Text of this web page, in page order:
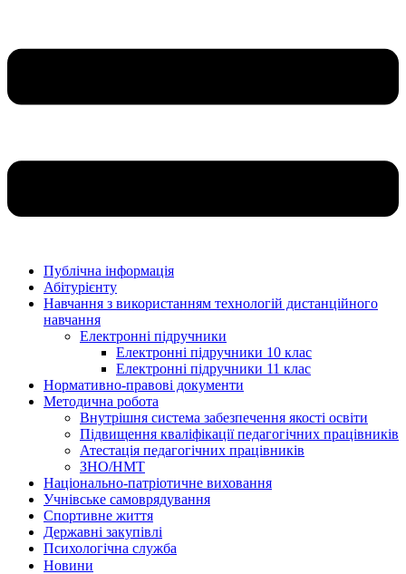
Публічна інформація
Абітурієнту
Навчання з використанням технологій дистанційного
навчання
Електронні підручники
Електронні підручники 10 клас
Електронні підручники 11 клас
Нормативно-правові документи
Методична робота
Внутрішня система забезпечення якості освіти
Підвищення кваліфікації педагогічних працівників
Атестація педагогічних працівників
ЗНО/НМТ
Національно-патріотичне виховання
Учнівське самоврядування
Спортивне життя
Державні закупівлі
Психологічна служба
Новиниㅤㅤㅤㅤ